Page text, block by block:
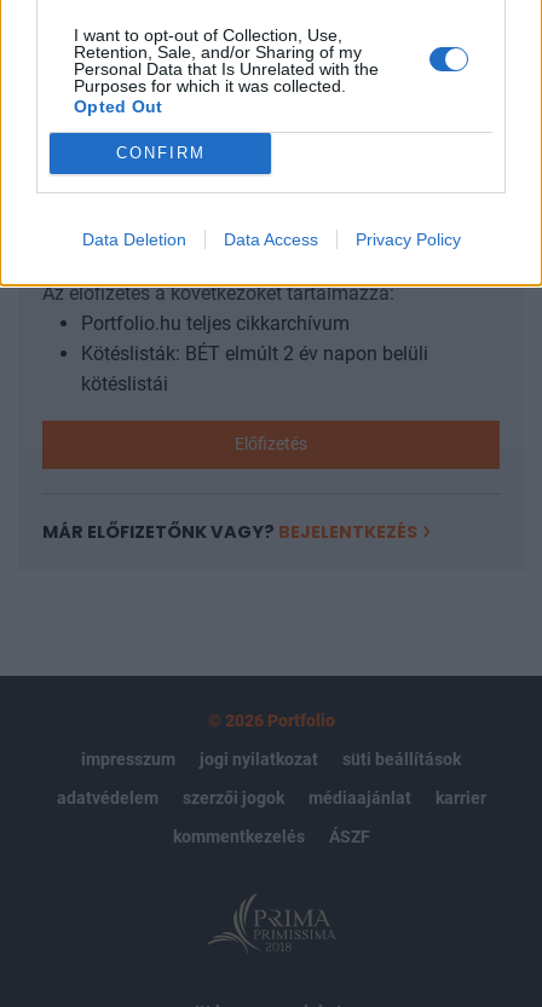
I want to opt-out of Collection, Use,
Retention, Sale, and/or Sharing of my
Personal Data that Is Unrelated with the
Purposes for which it was collected.
Opted Out
CONFIRM
Data Deletion Data Access Privacy Policy
százalék felett érjük el a csúcsot. Az éves átlagos infláció
14,5% volt 2022-ben, amihez...
KEDVES OLVASÓNK!
A keresett cikk a portfolio.hu hírarchívumához
regisztrációhoz kötött.
Az előfizetés a következőket tartalmazza:
Portfolio.hu teljes cikkarchívum
Kötéslisták: BÉT elmúlt 2 év napon belüli
kötéslistái
Előfizetés
MÁR ELŐFIZETŐNK VAGY? BEJELENTKEZÉS
© 2026 Portfolio
impresszum
jogi nyilatkozat
süti beállítások
adatvédelem
szerzői jogok médiaajánlat
karrier
kommentkezelés
ÁSZF